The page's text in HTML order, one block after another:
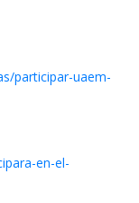
participar-uaem-
en-el-